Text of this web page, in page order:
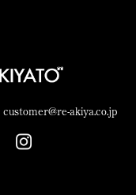
customer@re-akiya.co.jp